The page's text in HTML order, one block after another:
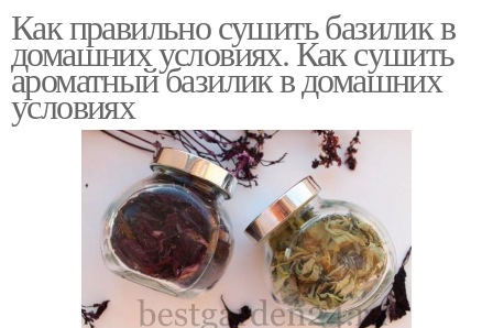
Как правильно сушить базилик в
домашних условиях. Как сушить
ароматный базилик в домашних
условиях